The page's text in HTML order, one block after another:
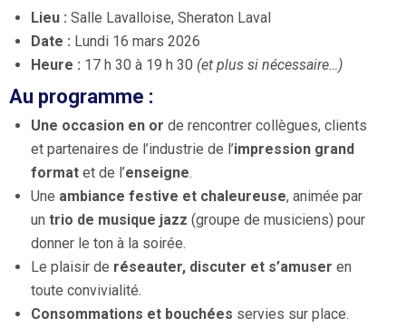
Lieu : Salle Lavalloise, Sheraton Laval
Date : Lundi 16 mars 2026
Heure : 17 h 30 à 19 h 30 (et plus si nécessaire…)
Au programme :
Une occasion en or de rencontrer collègues, clients
et partenaires de l’industrie de l’impression grand
format et de l’enseigne.
Une ambiance festive et chaleureuse, animée par
un trio de musique jazz (groupe de musiciens) pour
donner le ton à la soirée.
Le plaisir de réseauter, discuter et s’amuser en
toute convivialité.
Consommations et bouchées servies sur place.